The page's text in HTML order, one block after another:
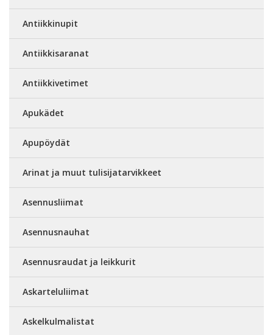
Antiikkinupit
Antiikkisaranat
Antiikkivetimet
Apukädet
Apupöydät
Arinat ja muut tulisijatarvikkeet
Asennusliimat
Asennusnauhat
Asennusraudat ja leikkurit
Askarteluliimat
Askelkulmalistat